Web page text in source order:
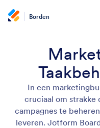
Borden
In een
cruciaal om strakke
campagnes te
leveren. Jotform